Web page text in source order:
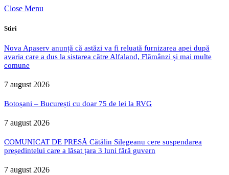
Close Menu
Stiri
Nova Apaserv anunță că astăzi va fi reluată furnizarea apei după
avaria care a dus la sistarea către Alfaland, Flămânzi și mai multe
comune
7 august 2026
Botoșani – București cu doar 75 de lei la RVG
7 august 2026
COMUNICAT DE PRESĂ Cătălin Silegeanu cere suspendarea
președintelui care a lăsat țara 3 luni fără guvern
7 august 2026